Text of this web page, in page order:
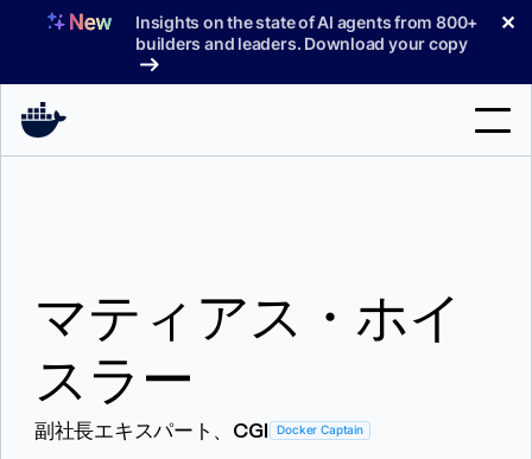
へ
Insights on the state of AI agents from 800+
builders and leaders. Download your copy
✕
料金プラン
ブログ
ドキュメント
マティアス・ホイ
スラー
副社長エキスパート、CGI Docker Captain